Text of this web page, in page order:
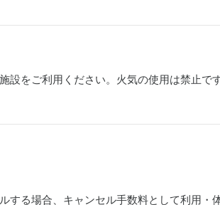
設をご利用ください。火気の使用は禁止で
する場合、キャンセル手数料として利用・